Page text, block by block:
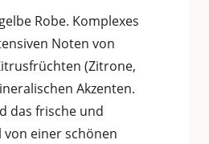
Robe. Komplexes
Noten von
(Zitrone,
Akzenten.
das frische und
von einer schönen